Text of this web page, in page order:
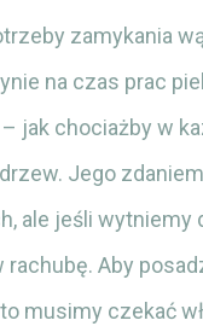
zamykania
na czas prac
jak chociażby w
Jego
ale jeśli
rachubę. Aby
musimy czekać